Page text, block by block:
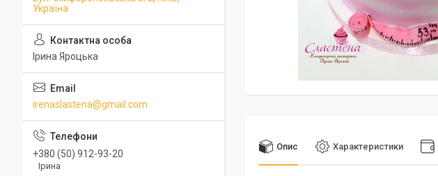
Опис Характеристики
Україна
Ірина Яроцька
irenaslastena@gmail.com
+380 (50) 912-93-20
Ірина